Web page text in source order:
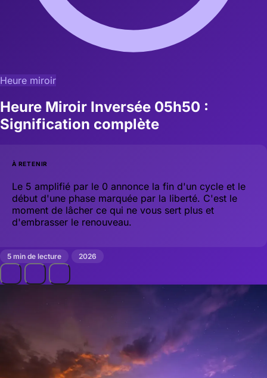
Heure miroir
Heure Miroir Inversée 05h50 :
Signification complète
À RETENIR
Le 5 amplifié par le 0 annonce la fin d'un cycle et le
début d'une phase marquée par la liberté. C'est le
moment de lâcher ce qui ne vous sert plus et
d'embrasser le renouveau.
5 min de lecture 2026